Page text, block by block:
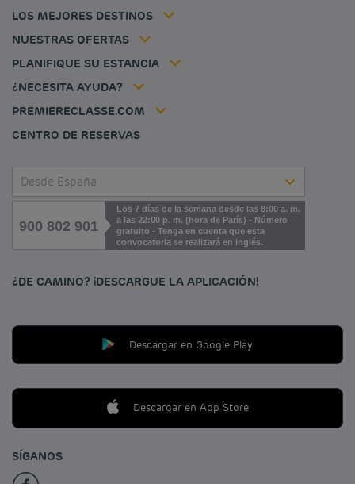
LOS MEJORES DESTINOS
NUESTRAS OFERTAS
Tarifa del miembro
PLANIFIQUE SU ESTANCIA
Mi reserva
Politique animaux de compagnie
¿NECESITA AYUDA?
PREMIERECLASSE.COM
Tax policy
Empleo
Jin Jiang International
CENTRO DE RESERVAS
Desde España
900 802 901
Los 7 días de la semana desde las 8:00 a. m.
a las 22:00 p. m. (hora de París) - Número
gratuito - Tenga en cuenta que esta
convocatoria se realizará en inglés.
¿DE CAMINO? ¡DESCARGUE LA APLICACIÓN!
Descargar en Google Play
Descargar en App Store
SÍGANOS